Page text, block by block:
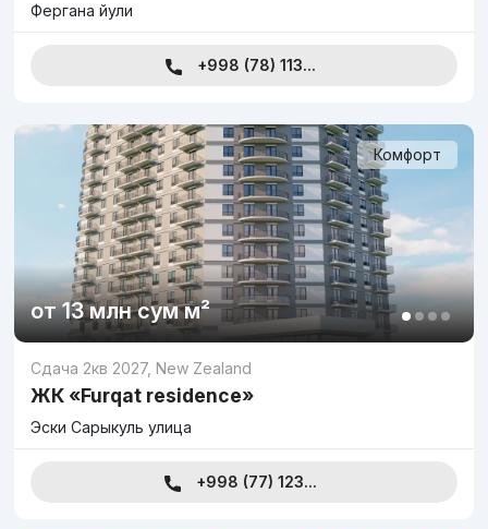
Фергана йули
+998 (78) 113...
Комфорт
от13 млн сумм²
Сдача 2кв 2027, New Zealand
ЖК «Furqat residence»
Эски Сарыкуль улица
+998 (77) 123...